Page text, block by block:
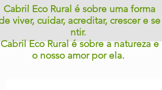
Cabril Eco Rural é sobre uma forma
viver, cuidar, acreditar, crescer e se
ntir.
Cabril Eco Rural é sobre a natureza e
o nosso amor por ela.